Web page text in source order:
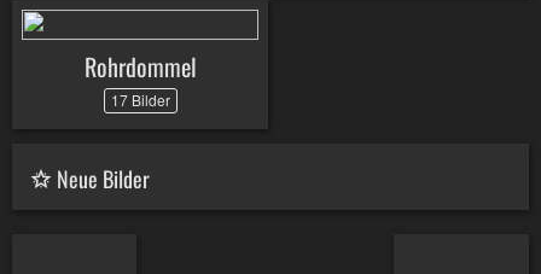
Rohrdommel
17 Bilder
Neue Bilder